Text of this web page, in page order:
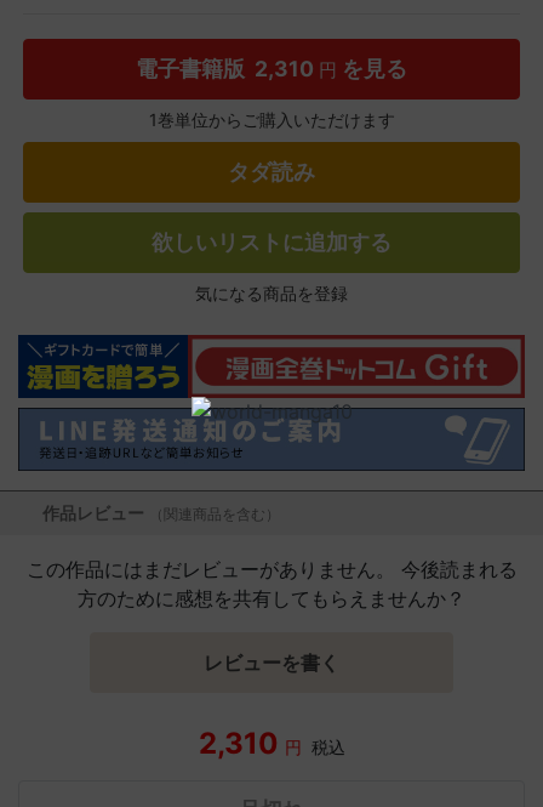
電子書籍版 2,310 円 を見る
1巻単位からご購入いただけます
タダ読み
欲しいリストに追加する
気になる商品を登録
作品レビュー （関連商品を含む）
この作品にはまだレビューがありません。 今後読まれる
方のために感想を共有してもらえませんか？
レビューを書く
2,310 円 税込